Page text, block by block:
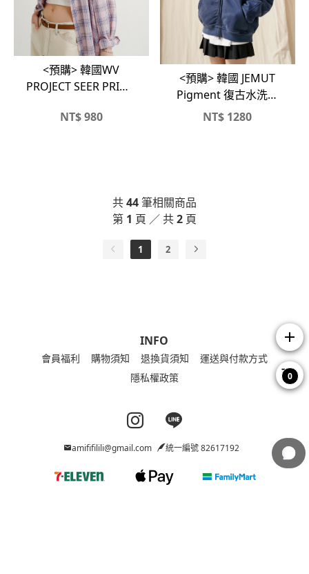
<預購> 韓國WV
PROJECT SEER PRIME
NT$980
<預購> 韓國 JEMUT
Pigment 復古水洗雙
拉鍊連帽外套
NT$ 1280
共44筆相關商品
第 1 頁 ／ 共2頁
1 2
INFO
會員福利 購物須知 退換貨須知
運送與付款方式
隱私權政策
Instagram page
Line page
amififilili@gmail.com 統一編號 82617192
add
0